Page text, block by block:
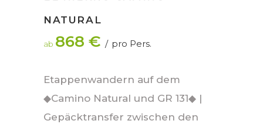
NATURAL
ab 868 € pro Pers.
Etappenwandern auf dem
◆Camino Natural und GR 131◆ |
Gepäcktransfer zwischen den